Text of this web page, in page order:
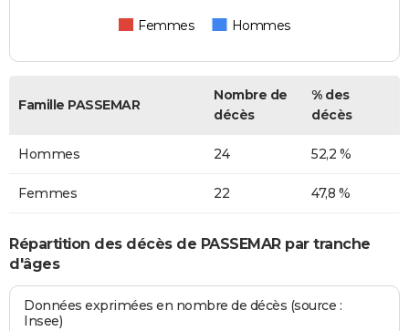
Femmes Hommes
Famille PASSEMAR
Nombre de
décès
% des
décès
Hommes 24 52,2 %
Femmes 22 47,8 %
Répartition des décès de PASSEMAR par tranche
d'âges
Données exprimées en nombre de décès (source :
Insee)